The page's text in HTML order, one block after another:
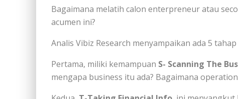
Bagaimana melatih calon enterpreneur atau
acumen ini?
Analis Vibiz Research menyampaikan ada 5
Pertama, miliki kemampuan S- Scanning The
mengapa business itu ada? Bagaimana